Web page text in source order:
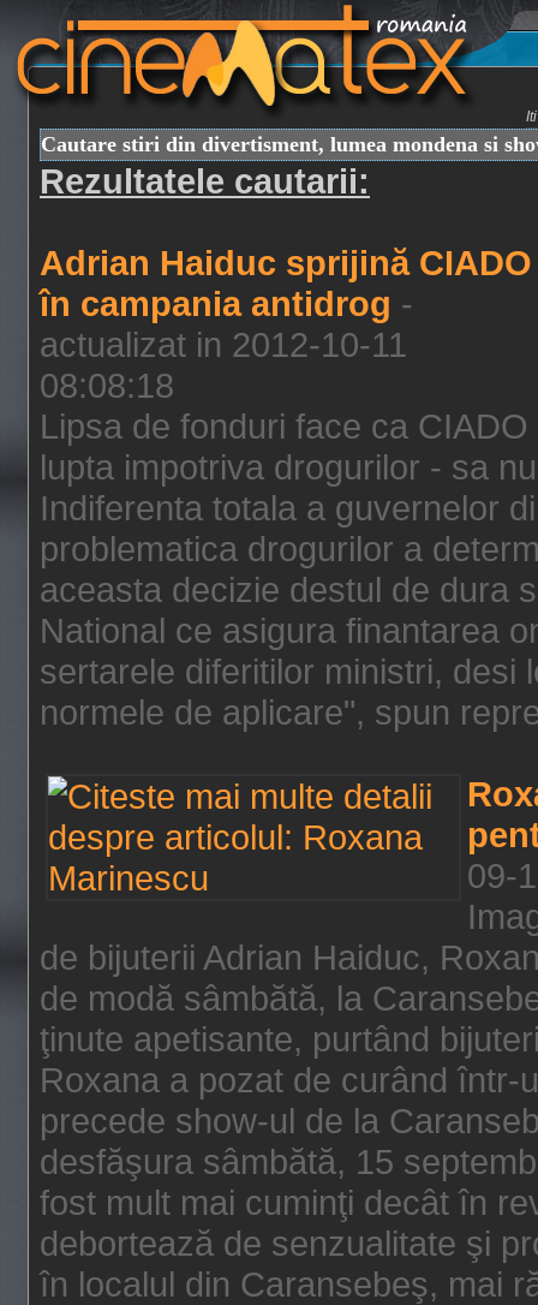
Cautare stiri din divertisment, lumea mondena si
Rezultatele cautarii:
Adrian Haiduc sprijină CIADO
în campania antidrog -
actualizat in 2012-10-11
08:08:18
Lipsa de fonduri face ca
lupta impotriva drogurilor - sa
Indiferenta totala a guvernelor
problematica drogurilor a
aceasta decizie destul de dura
National ce asigura finantarea
sertarele diferitilor ministri, desi
normele de aplicare", spun
09-
de bijuterii Adrian Haiduc,
de modă sâmbătă, la
ţinute apetisante, purtând
Roxana a pozat de curând
precede show-ul de la
desfăşura sâmbătă, 15
fost mult mai cuminţi decât în
debortează de senzualitate şi
în localul din Caransebeş, mai